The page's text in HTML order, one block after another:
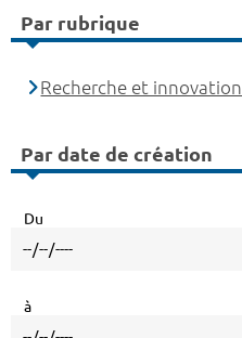
Par rubrique
Recherche et innovation
Par date de création
Du
à